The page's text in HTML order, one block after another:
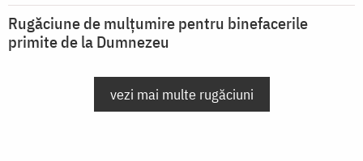
Rugăciune de mulțumire pentru binefacerile
primite de la Dumnezeu
vezi mai multe rugăciuni